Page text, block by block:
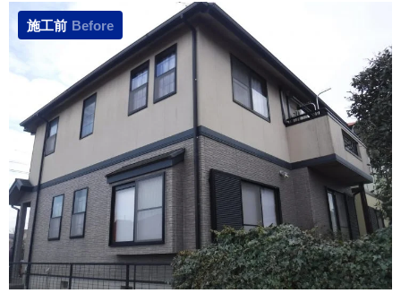
施工前 Before